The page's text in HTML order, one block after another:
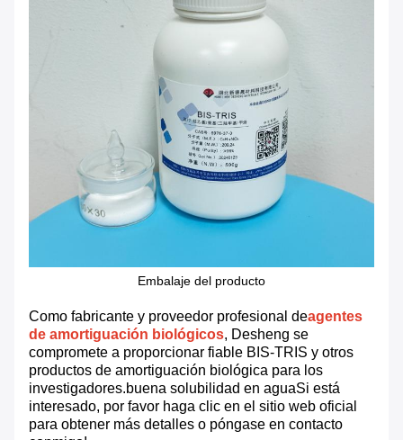
Embalaje del producto
Como fabricante y proveedor profesional deagentes
de amortiguación biológicos, Desheng se
compromete a proporcionar fiable BIS-TRIS y otros
productos de amortiguación biológica para los
investigadores.buena solubilidad en aguaSi está
interesado, por favor haga clic en el sitio web oficial
para obtener más detalles o póngase en contacto